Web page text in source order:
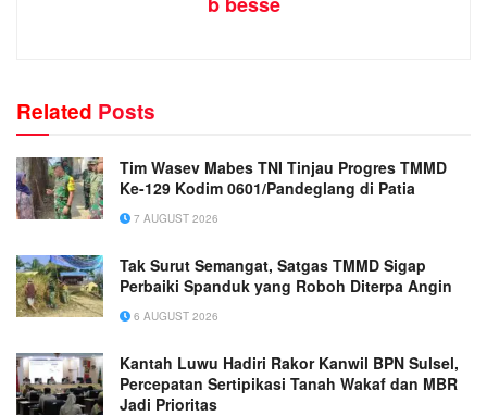
Related Posts
Tim Wasev Mabes TNI Tinjau Progres TMMD
Ke-129 Kodim 0601/Pandeglang di Patia
7 AUGUST 2026
Tak Surut Semangat, Satgas TMMD Sigap
Perbaiki Spanduk yang Roboh Diterpa Angin
6 AUGUST 2026
Kantah Luwu Hadiri Rakor Kanwil BPN Sulsel,
Percepatan Sertipikasi Tanah Wakaf dan MBR
Jadi Prioritas